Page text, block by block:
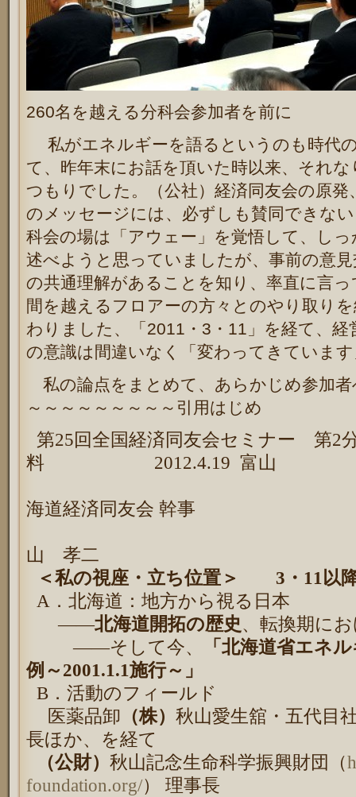
260名を越える分科会参加者を前に
私がエネルギーを語るというのも時代
て、昨年末にお話を頂いた時以来、それ
つもりでした。（公社）経済同友会の原
のメッセージには、必ずしも賛同できな
科会の場は「アウェー」を覚悟して、し
述べようと思っていましたが、事前の意
の共通理解があることを知り、率直に言
間を越えるフロアーの方々とのやり取り
わりました、「2011・3・11」を経て、
の意識は間違いなく「変わってきていま
私の論点をまとめて、あらかじめ参加
～～～～～～～～～引用はじめ
第25回全国経済同友会セミナー 第2
料 2012.4.19 富山
海道経済同友会 幹事
山 孝二
＜私の視座・立ち位置＞3 ・ 11 以
A ．北海道：地方から視る日本
――北海道開拓の歴史、転換期に
――そして今、
「北海道省エネ
例～2001.1.1施行～」
B ．活動のフィールド
医薬品卸 （株） 秋山愛生舘・五代目
長ほか、を経て
（公財）秋山記念生命科学振興財団（
foundation.org/） 理事長